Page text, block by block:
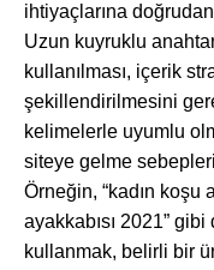
ihtiyaçlarına doğrudan
Uzun kuyruklu
kullanılması, içerik
şekillendirilmesini
kelimelerle uyumlu
siteye gelme
Örneğin, “kadın koşu
ayakkabısı 2021”
kullanmak, belirli bir